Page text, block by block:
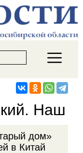
Наш
дом»
в Китай